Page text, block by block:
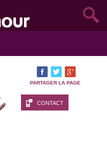
PARTAGER LA PAGE
CONTACT